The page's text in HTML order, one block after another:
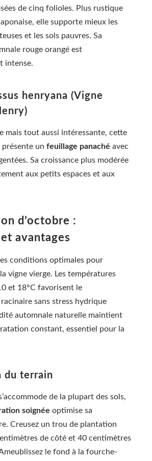
de cinq folioles. Plus rustique
elle supporte mieux les
et les sols pauvres. Sa
rouge orangé est
intense.
henryana (Vigne
mais tout aussi intéressante, cette
présente un feuillage panaché avec
Sa croissance plus modérée
aux petits espaces et aux
d’octobre :
avantages
conditions optimales pour
vigne vierge. Les températures
et 18°C favorisent le
sans stress hydrique
automnale naturelle maintient
constant, essentiel pour la
du terrain
de la plupart des sols,
soignée optimise sa
Creusez un trou de plantation
de côté et 40 centimètres
le fond à la fourche-